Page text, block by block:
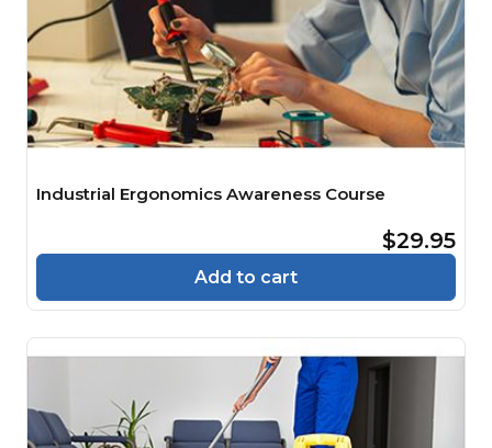
Industrial Ergonomics Awareness Course
$29.95
Add to cart